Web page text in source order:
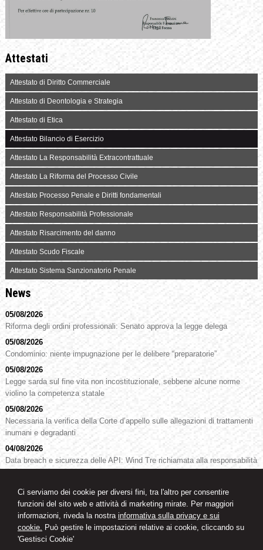
Ci serviamo dei cookie per diversi fini, tra l'altro per consentire
funzioni del sito web e attività di marketing mirate. Per maggiori
informazioni, riveda la nostra informativa sulla privacy e sui
cookie. Può gestire le impostazioni relative ai cookie, cliccando su
'Gestisci Cookie'
Attestati
Attestato di Diritto Commerciale
Attestato di Deontologia e Strategia
Attestato di Etica
Attestato Bilancio di Esercizio
Attestato La Responsabilità Extracontrattuale
Attestato La Riforma del Processo Civile
Attestato Processo Penale e Diritti fondamentali
Attestato Responsabilità Professionale
Attestato Risarcimento del danno
Attestato Scudo Fiscale
Attestato Sistema Sanzionatorio Penale
News
05/08/2026
Riforma degli ordini professionali: Senato approva la legge delega
05/08/2026
Condominio: niente impugnazione per le delibere “preparatorie”
05/08/2026
Legge sarda sul fine vita non incostituzionale, sebbene alcune norme
violino la competenza statale
05/08/2026
Necessaria la verifica della Corte d’appello sulle allegazioni di trattamenti
inumani e degradanti
04/08/2026
Data breach e sicurezza delle API: Wind Tre richiamata alla responsabilità
04/08/2026
Impugnazione del difensore di fiducia dell’assente: non irragionevole il
prolungamento di 15 giorni